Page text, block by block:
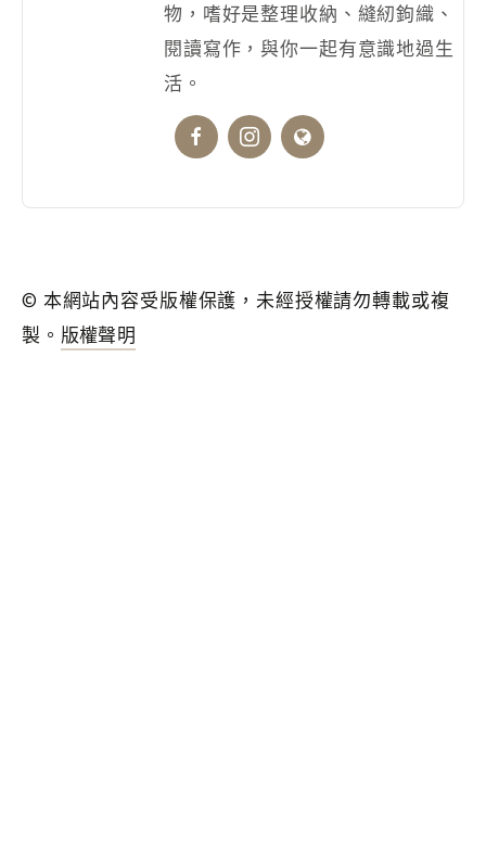
物，嗜好是整理收納、縫紉鉤織、
閱讀寫作，與你一起有意識地過生
活。
© 本網站內容受版權保護，未經授權請勿轉載或複
製。 版權聲明